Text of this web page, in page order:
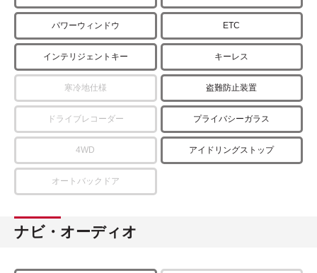
パワーウィンドウ ETC
インテリジェントキー キーレス
寒冷地仕様 盗難防止装置
ドライブレコーダー プライバシーガラス
4WD アイドリングストップ
オートバックドア
ナビ・オーディオ